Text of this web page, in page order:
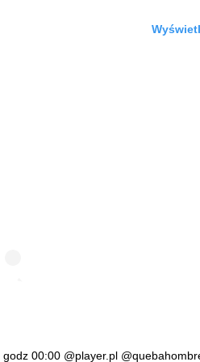
godz 00:00 @player.pl